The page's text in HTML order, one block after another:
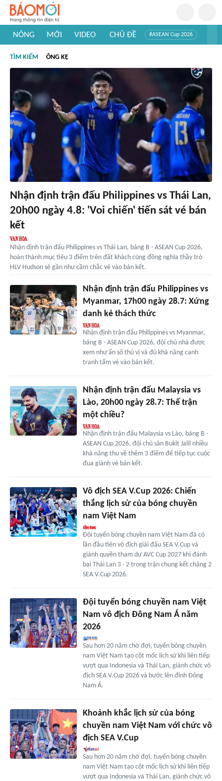
NÓNG MỚI VIDEO CHỦ ĐỀ #ASEAN Cup 2026
#Khám phá thế giới
TÌM KIẾM ÔNG KẸ
Nhận định trận đấu Philippines vs Thái Lan,
20h00 ngày 4.8: 'Voi chiến' tiến sát vé bán
kết
Nhận định trận đấu Philippines vs Thái Lan, bảng B - ASEAN Cup 2026,
hoàn thành mục tiêu 3 điểm trên đất khách cũng đồng nghĩa thầy trò
HLV Hudson sẽ gần như cầm chắc vé vào bán kết.
Nhận định trận đấu Philippines vs
Myanmar, 17h00 ngày 28.7: Xứng
danh kẻ thách thức
Nhận định trận đấu Philippines vs Myanmar,
bảng B - ASEAN Cup 2026, đội chủ nhà được
xem như ẩn số thú vị và đủ khả năng cạnh
tranh tấm vé vào bán kết.
Nhận định trận đấu Malaysia vs
Lào, 20h00 ngày 28.7: Thế trận
một chiều?
Nhận định trận đấu Malaysia vs Lào, bảng B -
ASEAN Cup 2026, đội chủ sân Bukit Jalil nhiều
khả năng thu về thêm 3 điểm để tiếp tục cuộc
đua giành vé bán kết.
Vô địch SEA V.Cup 2026: Chiến
thắng lịch sử của bóng chuyền
nam Việt Nam
Đội tuyển bóng chuyền nam Việt Nam đã có
lần đầu tiên vô địch giải đấu SEA V.Cup và
giành quyền tham dự AVC Cup 2027 khi đánh
bại Thái Lan 3 - 2 trong trận chung kết chặng 2
SEA V.Cup 2026.
Đội tuyển bóng chuyền nam Việt
Nam vô địch Đông Nam Á năm
2026
Sau hơn 20 năm chờ đợi, tuyển bóng chuyền
nam Việt Nam tạo cột mốc lịch sử khi liên tiếp
vượt qua Indonesia và Thái Lan, giành chức vô
địch SEA V.Cup 2026 và bước lên đỉnh Đông
Nam Á.
Khoảnh khắc lịch sử của bóng
chuyền nam Việt Nam với chức vô
địch SEA V.Cup
Sau hơn 20 năm chờ đợi, tuyển bóng chuyền
nam Việt Nam tạo cột mốc lịch sử khi liên tiếp
vượt qua Indonesia và Thái Lan, giành chức vô